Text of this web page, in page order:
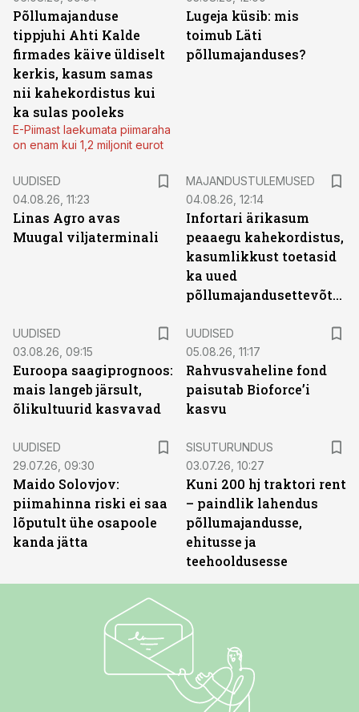
Põllumajanduse
tippjuhi Ahti Kalde
firmades käive üldiselt
kerkis, kasum samas
nii kahekordistus kui
ka sulas pooleks
E-Piimast laekumata piimaraha
on enam kui 1,2 miljonit eurot
Lugeja küsib: mis
toimub Läti
põllumajanduses?
UUDISED
04.08.26, 11:23
Linas Agro avas
Muugal viljaterminali
MAJANDUSTULEMUSED
04.08.26, 12:14
Infortari ärikasum
peaaegu kahekordistus,
kasumlikkust toetasid
ka uued
põllumajandusettevõtted
UUDISED
03.08.26, 09:15
Euroopa saagiprognoos:
mais langeb järsult,
õlikultuurid kasvavad
UUDISED
05.08.26, 11:17
Rahvusvaheline fond
paisutab Bioforce’i
kasvu
UUDISED
29.07.26, 09:30
Maido Solovjov:
piimahinna riski ei saa
lõputult ühe osapoole
kanda jätta
SISUTURUNDUS
03.07.26, 10:27
Kuni 200 hj traktori rent
– paindlik lahendus
põllumajandusse,
ehitusse ja
teehooldusesse